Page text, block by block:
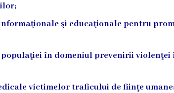
şi educaţionale pentru
în domeniul prevenirii violenţei
victimelor traficului de fiinţe